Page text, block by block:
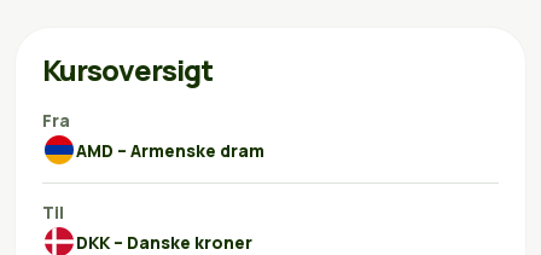
Kursoversigt
Fra
AMD – Armenske dram
Til
DKK – Danske kroner